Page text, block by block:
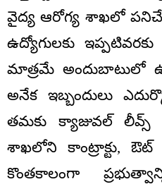
వైద్య ఆరోగ్య శాఖలో పనిచేసే
ఉద్యోగులకు
మాత్రమే అందుబాటులో
అనేక ఇబ్బందులు
తమకు క్యాజువల్
శాఖలోని కాంట్రాక్టు, ఔట్
కొంతకాలంగా